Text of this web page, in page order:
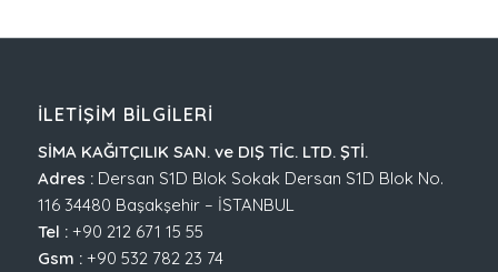
İLETIŞIM BILGILERI
SİMA KAĞITÇILIK SAN. ve DIŞ TİC. LTD. ŞTİ.
Adres :Dersan S1D Blok Sokak Dersan S1D Blok No.
116 34480 Başakşehir – İSTANBUL
Tel : +90 212 671 15 55
Gsm : +90 532 782 23 74